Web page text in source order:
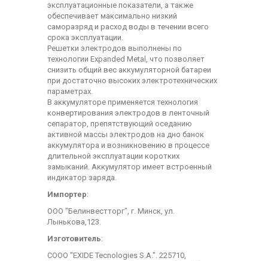
эксплуатационные показатели, а также
обеспечивает максимально низкий
саморазряд и расход воды в течении всего
срока эксплуатации.
Решетки электродов выполнены по
технологии Expanded Metal, что позволяет
снизить общий вес аккумуляторной батареи
при достаточно высоких электротехнических
параметрах.
В аккумуляторе применяется технология
конвертирования электродов в ленточный
сепаратор, препятствующий оседанию
активной массы электродов на дно банок
аккумулятора и возникновению в процессе
длительной эксплуатации коротких
замыканий. Аккумулятор имеет встроенный
индикатор заряда.
Импортер:
ООО "Белинвестторг", г. Минск, ул.
Лынькова,123.
Изготовитель:
СООО "EXIDE Tecnologies S.A.". 225710,